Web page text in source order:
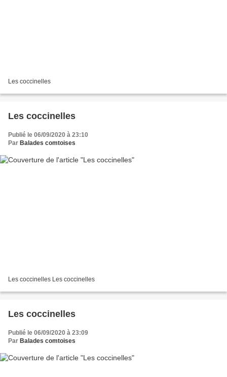
Les coccinelles
Les coccinelles
Publié le 06/09/2020 à 23:10
Par Balades comtoises
Les coccinelles Les coccinelles
Les coccinelles
Publié le 06/09/2020 à 23:09
Par Balades comtoises